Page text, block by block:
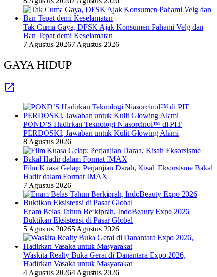
Tak Cuma Gaya, DFSK Ajak Konsumen Pahami Velg dan
Ban Tepat demi Keselamatan
7 Agustus 20267 Agustus 2026
GAYA HIDUP
POND’S Hadirkan Teknologi Niasorcinol™ di PIT
PERDOSKI, Jawaban untuk Kulit Glowing Alami
8 Agustus 2026
Film Kuasa Gelap: Perjanjian Darah, Kisah Eksorsisme Bakal
Hadir dalam Format IMAX
7 Agustus 2026
Enam Belas Tahun Berkiprah, IndoBeauty Expo 2026
Buktikan Eksistensi di Pasar Global
5 Agustus 20265 Agustus 2026
Waskita Realty Buka Gerai di Danantara Expo 2026,
Hadirkan Vasaka untuk Masyarakat
4 Agustus 20264 Agustus 2026